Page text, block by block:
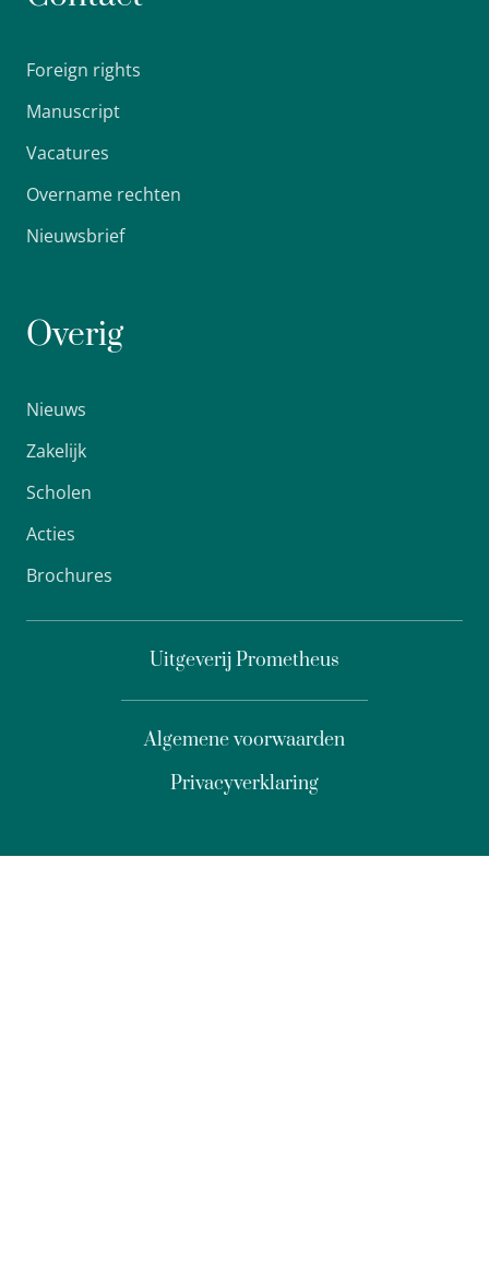
Foreign rights
Manuscript
Vacatures
Overname rechten
Nieuwsbrief
Overig
Nieuws
Zakelijk
Scholen
Acties
Brochures
Uitgeverij Prometheus
Privacyverklaring
Algemene voorwaarden